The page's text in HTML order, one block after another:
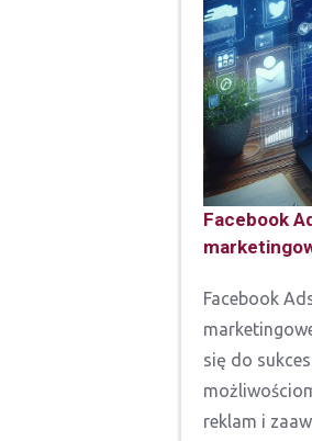
Facebook
Facebook
się do
reklam i